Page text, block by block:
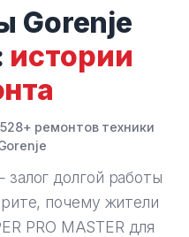
Gorenje
истории
ремонтов техники
долгой работы
почему жители
PRO MASTER для